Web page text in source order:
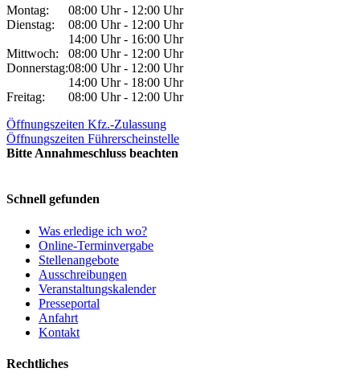
Montag:
08:00 Uhr - 12:00 Uhr
Dienstag:
08:00 Uhr - 12:00 Uhr
14:00 Uhr - 16:00 Uhr
Mittwoch:
08:00 Uhr - 12:00 Uhr
Donnerstag:08:00 Uhr - 12:00 Uhr
14:00 Uhr - 18:00 Uhr
Freitag:
08:00 Uhr - 12:00 Uhr
Öffnungszeiten Kfz.-Zulassung
Öffnungszeiten Führerscheinstelle
Bitte Annahmeschluss beachten
Schnell gefunden
Was erledige ich wo?
Online-Terminvergabe
Stellenangebote
Ausschreibungen
Veranstaltungskalender
Presseportal
Anfahrt
Kontakt
Rechtliches